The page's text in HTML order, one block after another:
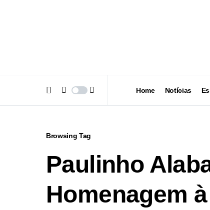
Home Notícias
Browsing Tag
Paulinho
Homenagem